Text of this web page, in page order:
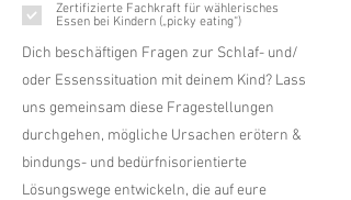
Zertifizierte Fachkraft für wählerisches
Essen bei Kindern („picky eating“)
Dich beschäftigen Fragen zur Schlaf- und/
oder Essenssituation mit deinem Kind? Lass
uns gemeinsam diese Fragestellungen
durchgehen, mögliche Ursachen erötern &
bindungs- und bedürfnisorientierte
Lösungswege entwickeln, die auf eure